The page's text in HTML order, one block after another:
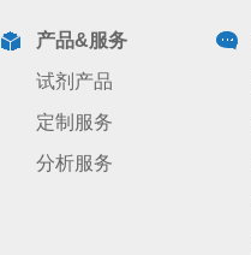
产品&服务
试剂产品
定制服务
分析服务